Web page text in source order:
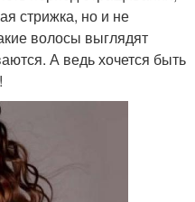
стрижка, но и не
волосы выглядят
А ведь хочется быть